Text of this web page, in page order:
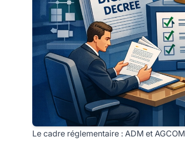
Le cadre réglementaire : ADM et AGCOM